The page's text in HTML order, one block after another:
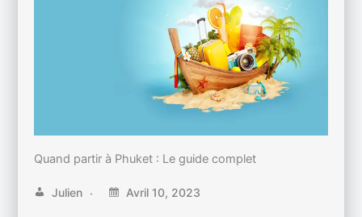
Quand partir à Phuket : Le guide complet
Julien Avril 10, 2023